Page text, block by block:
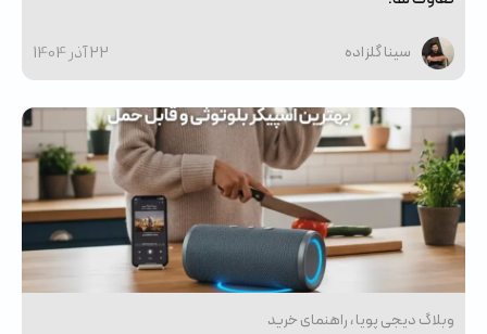
سینا گلزاده 22 آذر 1404
وبلاگ دیجی پویا راهنمای خرید